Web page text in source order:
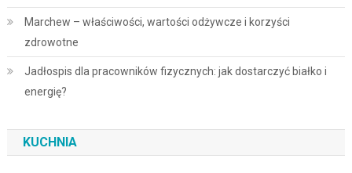
Marchew – właściwości, wartości odżywcze i korzyści
zdrowotne
Jadłospis dla pracowników fizycznych: jak dostarczyć białko i
energię?
KUCHNIA